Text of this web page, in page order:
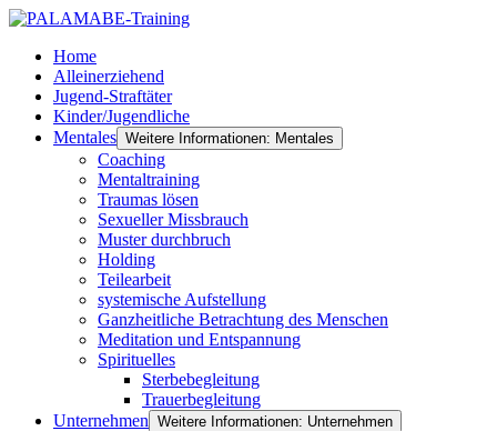
Home
Alleinerziehend
Jugend-Straftäter
Kinder/Jugendliche
Mentales Weitere Informationen: Mentales
Coaching
Mentaltraining
Traumas lösen
Sexueller Missbrauch
Muster durchbruch
Holding
Teilearbeit
systemische Aufstellung
Ganzheitliche Betrachtung des Menschen
Meditation und Entspannung
Spirituelles
Sterbebegleitung
Trauerbegleitung
Unternehmen Weitere Informationen: Unternehmen